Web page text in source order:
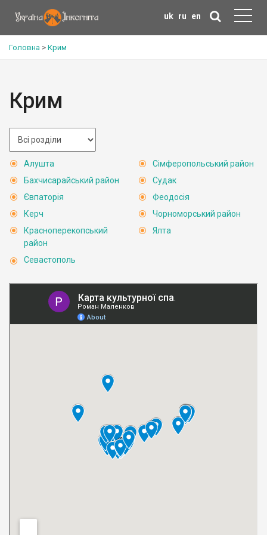
uk ru en
Головна > Крим
Крим
Алушта
Бахчисарайський район
Євпаторія
Керч
Красноперекопський
район
Севастополь
Сімферопольський район
Судак
Феодосія
Чорноморський район
Ялта